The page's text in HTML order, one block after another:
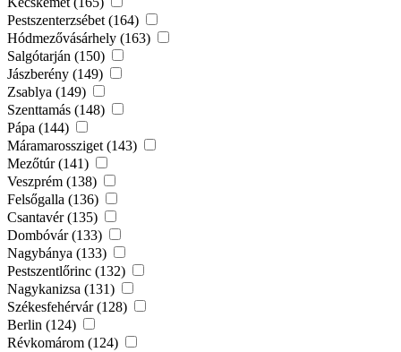
Pestszenterzsébet (164)
Hódmezővásárhely (163)
Salgótarján (150)
Jászberény (149)
Zsablya (149)
Szenttamás (148)
Pápa (144)
Máramarossziget (143)
Mezőtúr (141)
Veszprém (138)
Felsőgalla (136)
Csantavér (135)
Dombóvár (133)
Nagybánya (133)
Pestszentlőrinc (132)
Nagykanizsa (131)
Székesfehérvár (128)
Berlin (124)
Révkomárom (124)